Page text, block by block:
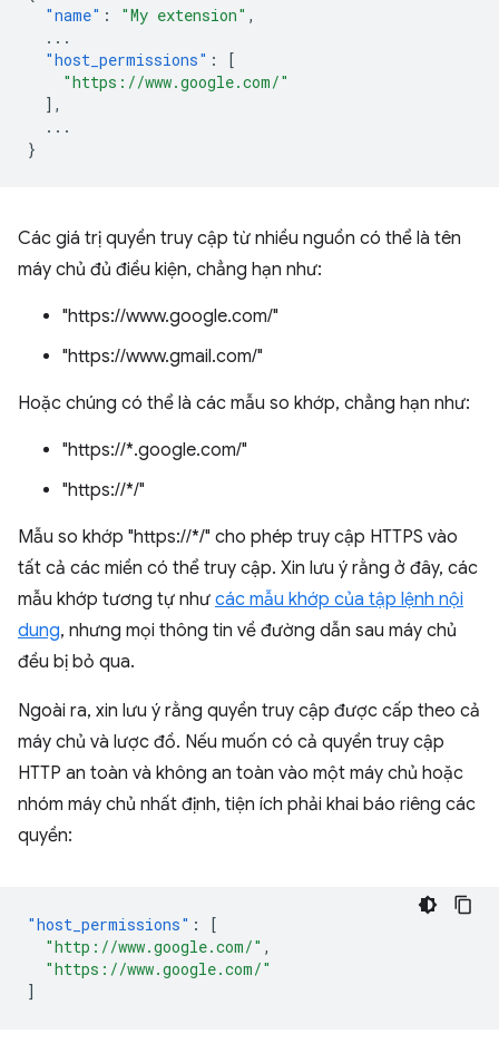
"name" : "My extension" ,
...
"host_permissions" :
[
"https://www.google.com/"
],
...
}
Các giá trị quyền truy cập từ nhiều nguồn có thể là tên
máy chủ đủ điều kiện, chẳng hạn như:
"https://www.google.com/"
"https://www.gmail.com/"
Hoặc chúng có thể là các mẫu so khớp, chẳng hạn như:
"https://*.google.com/"
"https://*/"
Mẫu so khớp "https://*/" cho phép truy cập HTTPS vào
tất cả các miền có thể truy cập. Xin lưu ý rằng ở đây, các
mẫu khớp tương tự như các mẫu khớp của tập lệnh nội
dung, nhưng mọi thông tin về đường dẫn sau máy chủ
đều bị bỏ qua.
Ngoài ra, xin lưu ý rằng quyền truy cập được cấp theo cả
máy chủ và lược đồ. Nếu muốn có cả quyền truy cập
HTTP an toàn và không an toàn vào một máy chủ hoặc
nhóm máy chủ nhất định, tiện ích phải khai báo riêng các
quyền:
"host_permissions" :
[
"http://www.google.com/" ,
"https://www.google.com/"
]